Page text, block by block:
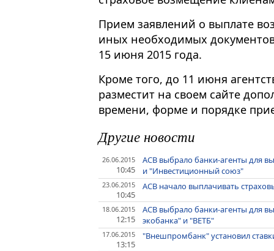
Прием заявлений о выплате
иных необходимых
15 июня 2015 года.
Кроме того, до 11 июня
разместит на своем сайте
времени, форме и порядке
Другие новости
26.06.2015
10:45
АСВ выбрало банки-агенты для
и "Инвестиционный союз"
23.06.2015
10:45
АСВ начало выплачивать
18.06.2015
12:15
АСВ выбрало банки-агенты для
экобанка" и "ВЕТБ"
17.06.2015
13:15
"Внешпромбанк" установил